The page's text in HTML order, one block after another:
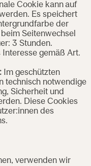
Cookie kann auf
Es speichert
der
Seitenwechsel
3 Stunden.
gemäß Art.
Im geschützten
technisch notwendige
Sicherheit und
Diese Cookies
des
verwenden wir